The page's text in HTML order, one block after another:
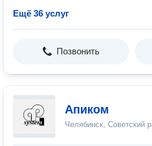
Ещё 36 услуг
Позвонить
Апиком
Челябинск, Советский